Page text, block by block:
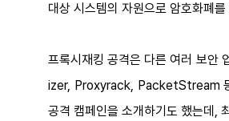
대상 시스템의 자원으로 암호화폐
프록시재킹 공격은 다른 여러 보
izer, Proxyrack, PacketStream
공격 캠페인을 소개하기도 했는데,